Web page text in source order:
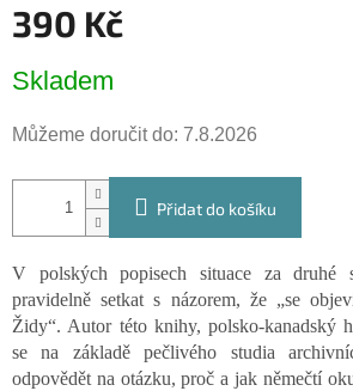
390 Kč
cena:
Skladem
Můžeme doručit do: 7.8.2026
Přidat do košíku
V polských popisech situace za druhé
pravidelně setkat s názorem, že „se
Židy“. Autor této knihy, polsko-kanadský
se na základě pečlivého studia
odpovědět na otázku, proč a jak němečtí